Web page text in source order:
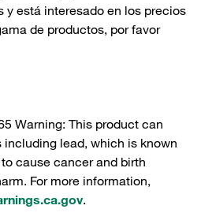
está interesado en los precios
de productos, por favor
Warning: This product can
lead, which is known
cause cancer and birth
For more information,
.